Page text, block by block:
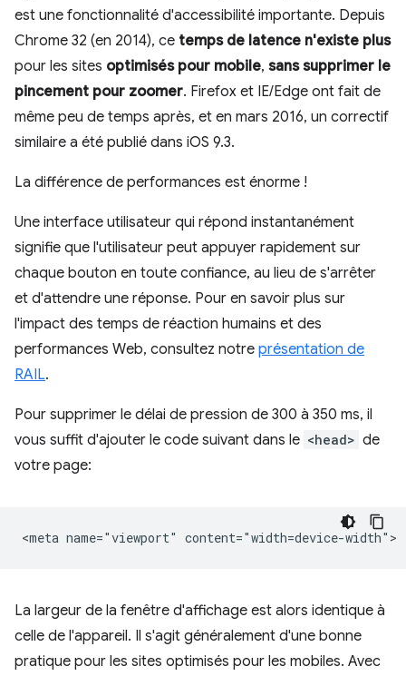
est une fonctionnalité d'accessibilité importante. Depuis
Chrome 32 (en 2014), ce temps de latence n'existe plus
pour les sites optimisés pour mobile, sans supprimer le
pincement pour zoomer. Firefox et IE/Edge ont fait de
même peu de temps après, et en mars 2016, un correctif
similaire a été publié dans iOS 9.3.
La différence de performances est énorme !
Une interface utilisateur qui répond instantanément
signifie que l'utilisateur peut appuyer rapidement sur
chaque bouton en toute confiance, au lieu de s'arrêter
et d'attendre une réponse. Pour en savoir plus sur
l'impact des temps de réaction humains et des
performances Web, consultez notre présentation de
RAIL.
Pour supprimer le délai de pression de 300 à 350 ms, il
vous suffit d'ajouter le code suivant dans le <head> de
votre page:
La largeur de la fenêtre d'affichage est alors identique à
celle de l'appareil. Il s'agit généralement d'une bonne
pratique pour les sites optimisés pour les mobiles. Avec